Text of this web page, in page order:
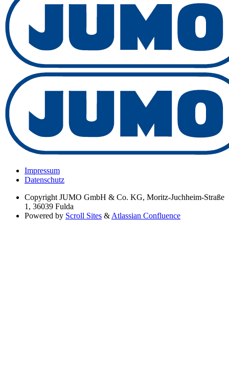
Impressum
Datenschutz
Copyright JUMO GmbH & Co. KG, Moritz-Juchheim-Straße
1, 36039 Fulda
Powered by Scroll Sites & Atlassian Confluence